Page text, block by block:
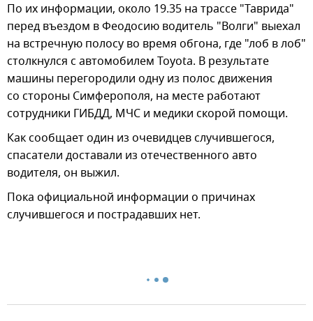
По их информации, около 19.35 на трассе "Таврида"
перед въездом в Феодосию водитель "Волги" выехал
на встречную полосу во время обгона, где "лоб в лоб"
столкнулся с автомобилем Toyota. В результате
машины перегородили одну из полос движения
со стороны Симферополя, на месте работают
сотрудники ГИБДД, МЧС и медики скорой помощи.
Как сообщает один из очевидцев случившегося,
спасатели доставали из отечественного авто
водителя, он выжил.
Пока официальной информации о причинах
случившегося и пострадавших нет.